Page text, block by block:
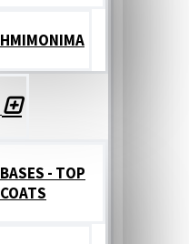
ΗΜΙΜΟΝΙΜΑ
BASES - TOP
COATS